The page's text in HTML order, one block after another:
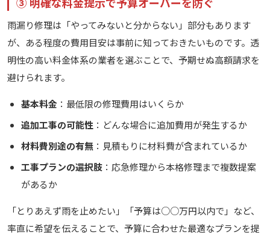
雨漏り修理は「やってみないと分からない」部分もあります
が、ある程度の費用目安は事前に知っておきたいものです。透
明性の高い料金体系の業者を選ぶことで、予期せぬ高額請求を
避けられます。
基本料金 ：最低限の修理費用はいくらか
追加工事の可能性 ：どんな場合に追加費用が発生するか
材料費別途の有無：見積もりに材料費が含まれているか
工事プランの選択肢：応急修理から本格修理まで複数提案
があるか
「とりあえず雨を止めたい」「予算は○○万円以内で」など、
率直に希望を伝えることで、予算に合わせた最適なプランを提